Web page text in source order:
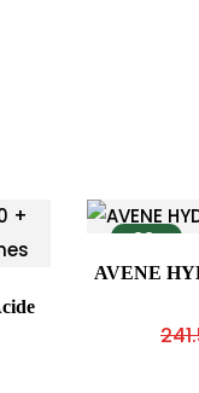
-33%
AVENE